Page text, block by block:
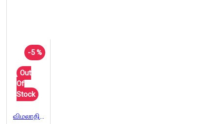
-5 %
Out
Of
Stock
விமலாதித்த மாமல்லன் கதைகள்